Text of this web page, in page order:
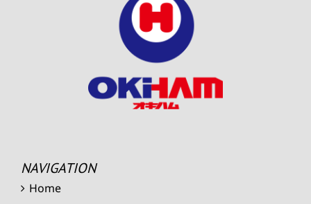
NAVIGATION
Home